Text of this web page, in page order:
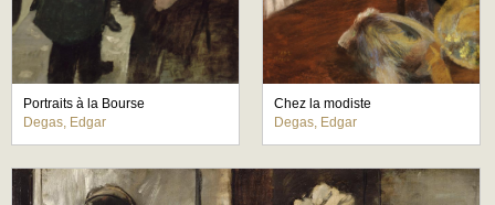
Portraits à la Bourse
Degas, Edgar
Chez la modiste
Degas, Edgar